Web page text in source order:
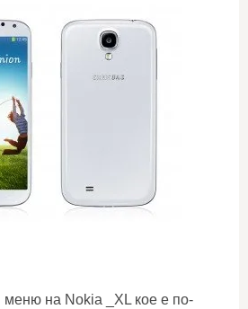
меню на Nokia _XL кое е по-